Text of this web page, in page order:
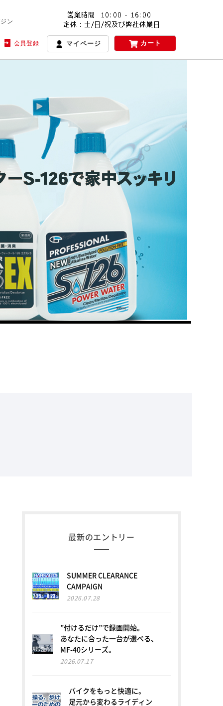
ン
会員登録 マイページ カート
最新のエントリー
SUMMER CLEARANCE
CAMPAIGN
2026.07.28
”付けるだけ”で録画開始。
あなたに合った一台が選べる、
MF-40シリーズ。
2026.07.17
バイクをもっと快適に。
足元から変わるライディン